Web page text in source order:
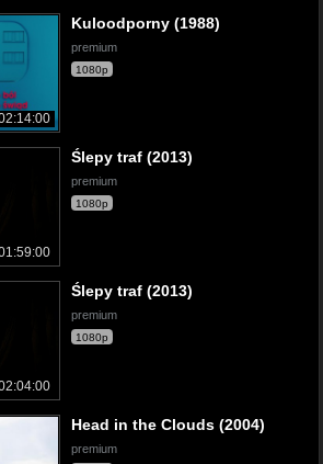
Kuloodporny (1988)
premium
1080p
Ślepy traf (2013)
premium
1080p
Ślepy traf (2013)
premium
1080p
Head in the Clouds (2004)
premium